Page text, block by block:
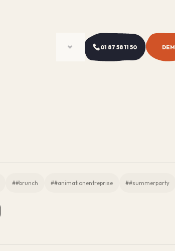
01 87 58 11 50
##brunch ##animationentreprise ##summerparty